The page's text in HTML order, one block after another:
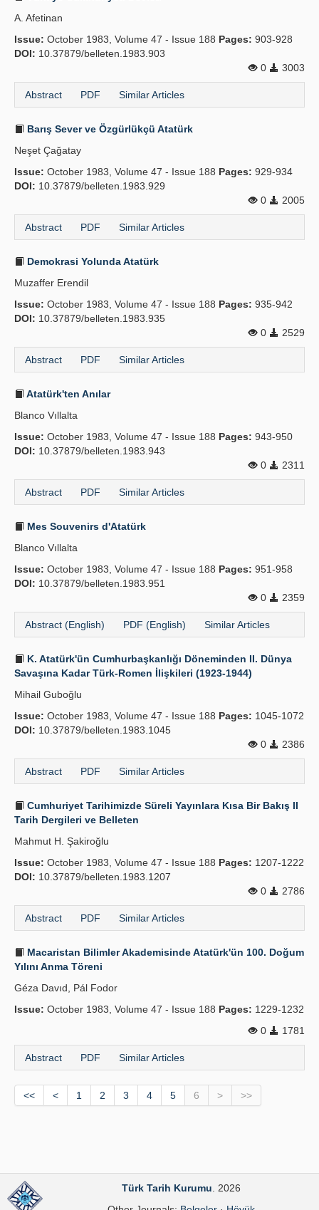
A. Afetinan
Issue: October 1983, Volume 47 - Issue 188 Pages: 903-928
DOI: 10.37879/belleten.1983.903
0
3003
Abstract PDF Similar Articles
Barış Sever ve Özgürlükçü Atatürk
Neşet Çağatay
Issue: October 1983, Volume 47 - Issue 188 Pages: 929-934
DOI: 10.37879/belleten.1983.929
0
2005
Abstract PDF Similar Articles
Demokrasi Yolunda Atatürk
Muzaffer Erendil
Issue: October 1983, Volume 47 - Issue 188 Pages: 935-942
DOI: 10.37879/belleten.1983.935
0
2529
Abstract PDF Similar Articles
Atatürk'ten Anılar
Blanco Vıllalta
Issue: October 1983, Volume 47 - Issue 188 Pages: 943-950
DOI: 10.37879/belleten.1983.943
0
2311
Abstract PDF Similar Articles
Mes Souvenirs d'Atatürk
Blanco Vıllalta
Issue: October 1983, Volume 47 - Issue 188 Pages: 951-958
DOI: 10.37879/belleten.1983.951
0
2359
Abstract (English) PDF (English) Similar Articles
K. Atatürk'ün Cumhurbaşkanlığı Döneminden II. Dünya
Savaşına Kadar Türk-Romen İlişkileri (1923-1944)
Mihail Guboğlu
Issue: October 1983, Volume 47 - Issue 188 Pages: 1045-1072
DOI: 10.37879/belleten.1983.1045
0
2386
Abstract PDF Similar Articles
Cumhuriyet Tarihimizde Süreli Yayınlara Kısa Bir Bakış II
Tarih Dergileri ve Belleten
Mahmut H. Şakiroğlu
Issue: October 1983, Volume 47 - Issue 188 Pages: 1207-1222
DOI: 10.37879/belleten.1983.1207
0
2786
Abstract PDF Similar Articles
Macaristan Bilimler Akademisinde Atatürk'ün 100. Doğum
Yılını Anma Töreni
Géza Davıd, Pál Fodor
Issue: October 1983, Volume 47 - Issue 188 Pages: 1229-1232
0
1781
Abstract PDF Similar Articles
<< < 1 2 3 4 5 6 > >>
Türk Tarih Kurumu . 2026